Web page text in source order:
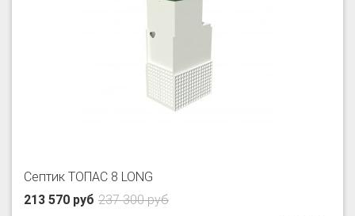
Септик ТОПАС 8 LONG
237 300 руб
213 570 руб